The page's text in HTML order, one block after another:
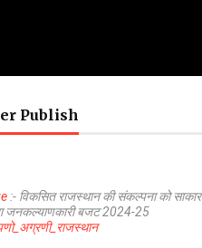
Publish
:- विकसित राजस्थान की संकल्पना को साकार
जनकल्याणकारी बजट 2024-25